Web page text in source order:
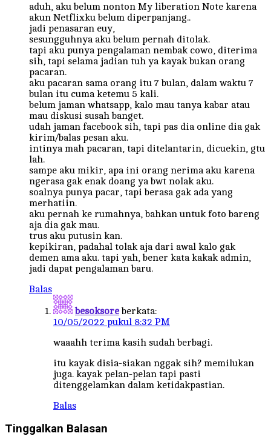
aduh, aku belum nonton My liberation Note karena
akun Netflixku belum diperpanjang..
jadi penasaran euy,
sesungguhnya aku belum pernah ditolak.
tapi aku punya pengalaman nembak cowo, diterima
sih, tapi selama jadian tuh ya kayak bukan orang
pacaran.
aku pacaran sama orang itu 7 bulan, dalam waktu 7
bulan itu cuma ketemu 5 kali.
belum jaman whatsapp, kalo mau tanya kabar atau
mau diskusi susah banget.
udah jaman facebook sih, tapi pas dia online dia gak
kirim/balas pesan aku.
intinya mah pacaran, tapi ditelantarin, dicuekin, gtu
lah.
sampe aku mikir, apa ini orang nerima aku karena
ngerasa gak enak doang ya bwt nolak aku.
soalnya punya pacar, tapi berasa gak ada yang
merhatiin.
aku pernah ke rumahnya, bahkan untuk foto bareng
aja dia gak mau.
trus aku putusin kan.
kepikiran, padahal tolak aja dari awal kalo gak
demen ama aku. tapi yah, bener kata kakak admin,
jadi dapat pengalaman baru.
Balas
besoksore berkata:
10/05/2022 pukul 8:32 PM
waaahh terima kasih sudah berbagi.
itu kayak disia-siakan nggak sih? memilukan
juga. kayak pelan-pelan tapi pasti
ditenggelamkan dalam ketidakpastian.
Balas
Tinggalkan Balasan